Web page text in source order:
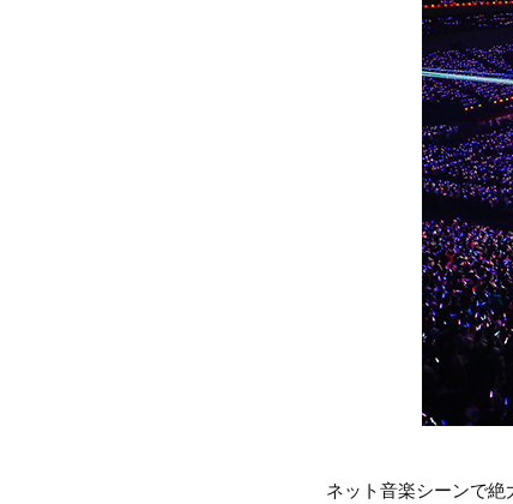
ネット音楽シーンで